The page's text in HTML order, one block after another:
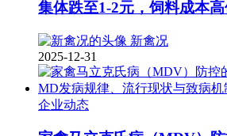
集体跌至1-2元，饲料成本
新禽况
2025-12-31
企业动态